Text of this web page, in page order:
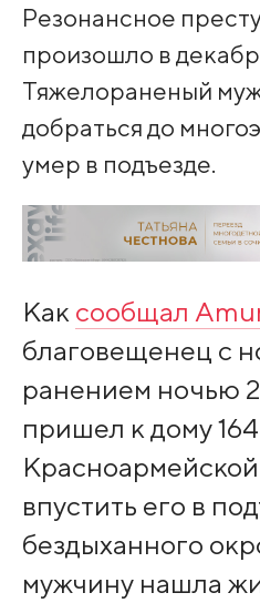
Резонансное
произошло в
Тяжелораненый
добраться до
умер в подъезде.
Как сообщал
благовещенец с
ранением ночью
пришел к дому
впустить его в
бездыханного
мужчину нашла